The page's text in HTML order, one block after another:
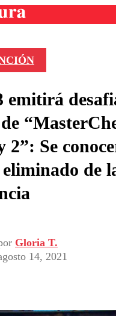
Agricultura TV
Deportes
Colo
Motor
Otros Deportes
Chilena
Católica
de Chile
Noticias
Dato Practico
Vida Social
en medios
Comercial
emitirá
2”: Se
eliminado de
Gloria T.
14, 2021